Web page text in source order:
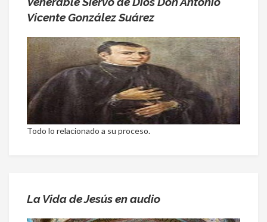
Vicente González Suárez
Todo lo relacionado a su proceso.
La Vida de Jesús en audio